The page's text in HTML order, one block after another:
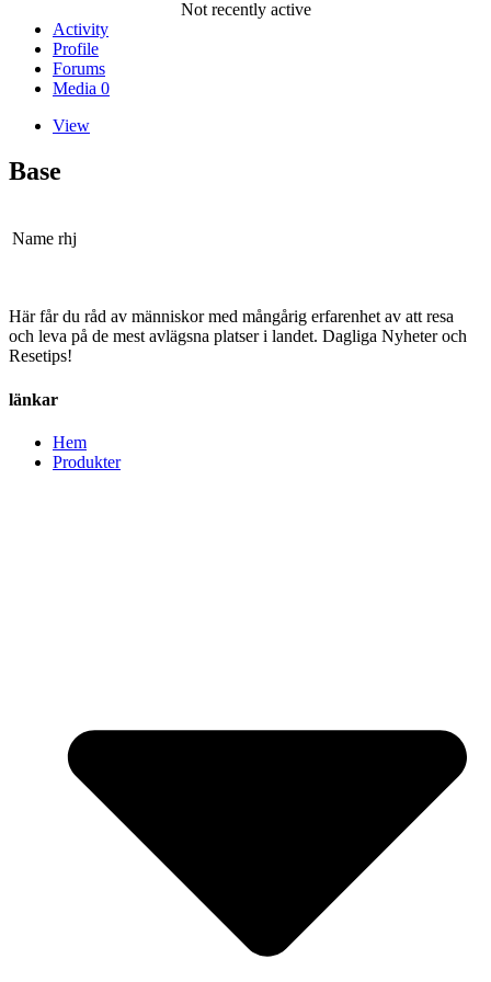
Not recently active
Activity
Profile
Forums
Media 0
View
Base
Name rhj
Här får du råd av människor med mångårig erfarenhet av att resa
och leva på de mest avlägsna platser i landet. Dagliga Nyheter och
Resetips!
länkar
Hem
Produkter